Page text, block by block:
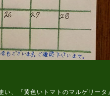
、『黄色いトマトのマルゲリータ